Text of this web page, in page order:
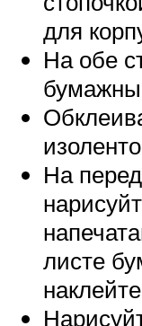
для
На обе
На
листе